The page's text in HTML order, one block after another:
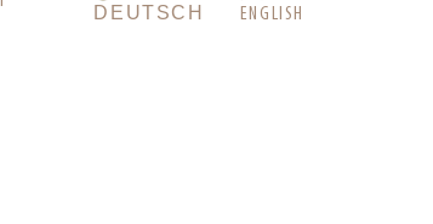
DEUTSCH ENGLISH